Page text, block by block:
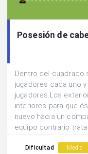
Posesión de
Dentro del cuadrado
jugadores cada uno
jugadores.Los
interiores para que
nuevo hacia un
equipo contrario
Dificultad Media